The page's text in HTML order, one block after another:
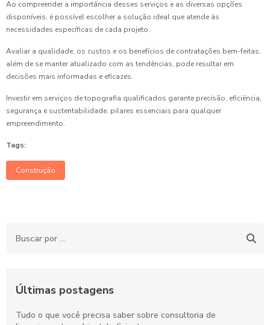
Ao compreender a importância desses serviços e as diversas opções
disponíveis, é possível escolher a solução ideal que atende às
necessidades específicas de cada projeto.
Avaliar a qualidade, os custos e os benefícios de contratações bem-feitas,
além de se manter atualizado com as tendências, pode resultar em
decisões mais informadas e eficazes.
Investir em serviços de topografia qualificados garante precisão, eficiência,
segurança e sustentabilidade, pilares essenciais para qualquer
empreendimento.
Tags:
Construção
Últimas postagens
Tudo o que você precisa saber sobre consultoria de